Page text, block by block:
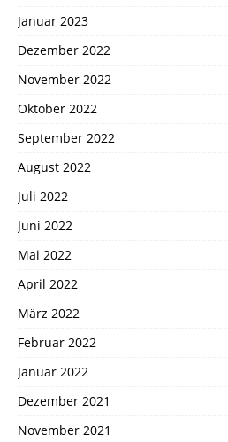
Januar 2023
Dezember 2022
November 2022
Oktober 2022
September 2022
August 2022
Juli 2022
Juni 2022
Mai 2022
April 2022
März 2022
Februar 2022
Januar 2022
Dezember 2021
November 2021